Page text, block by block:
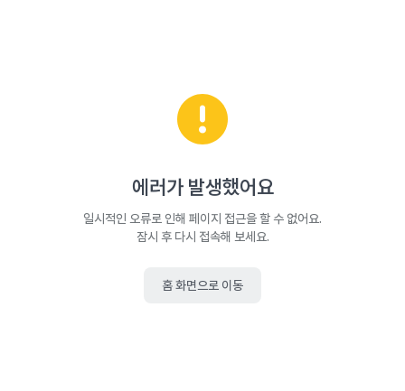
에러가 발생했어요
일시적인 오류로 인해 페이지 접근을 할 수 없어요.
잠시 후 다시 접속해 보세요.
홈 화면으로 이동